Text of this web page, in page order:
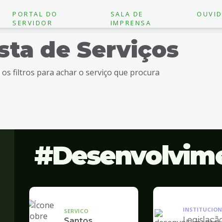
PORTAL DO
SERVIDOR
SALA DE
IMPRENSA
de Serviços
os filtros para achar o serviço que procura
SERVICO